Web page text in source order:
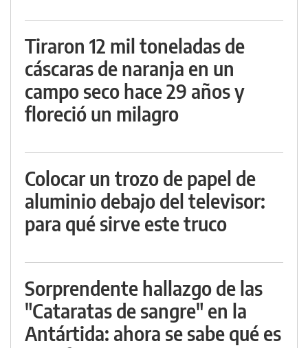
Tiraron 12 mil toneladas de
cáscaras de naranja en un
campo seco hace 29 años y
floreció un milagro
Colocar un trozo de papel de
aluminio debajo del televisor:
para qué sirve este truco
Sorprendente hallazgo de las
"Cataratas de sangre" en la
Antártida: ahora se sabe qué es